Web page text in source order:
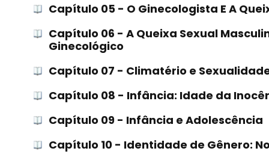
Capítulo 05 - O Ginecologista E A
Capítulo 06 - A Queixa Sexual
Ginecológico
Capítulo 07 - Climatério e
Capítulo 08 - Infância: Idade da
Capítulo 09 - Infância e Adolescência
Capítulo 10 - Identidade de Gênero: